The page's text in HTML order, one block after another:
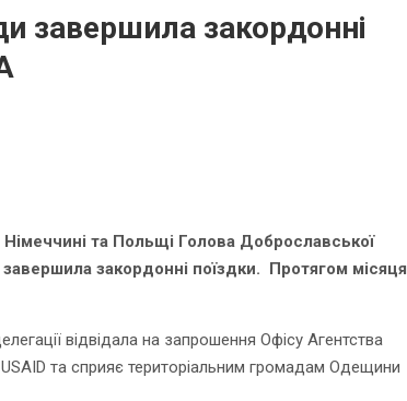
завершила закордонні
та Польщі Голова Доброславської
закордонні поїздки. Протягом місяця
відвідала на запрошення Офісу Агентства
та сприяє територіальним громадам Одещини